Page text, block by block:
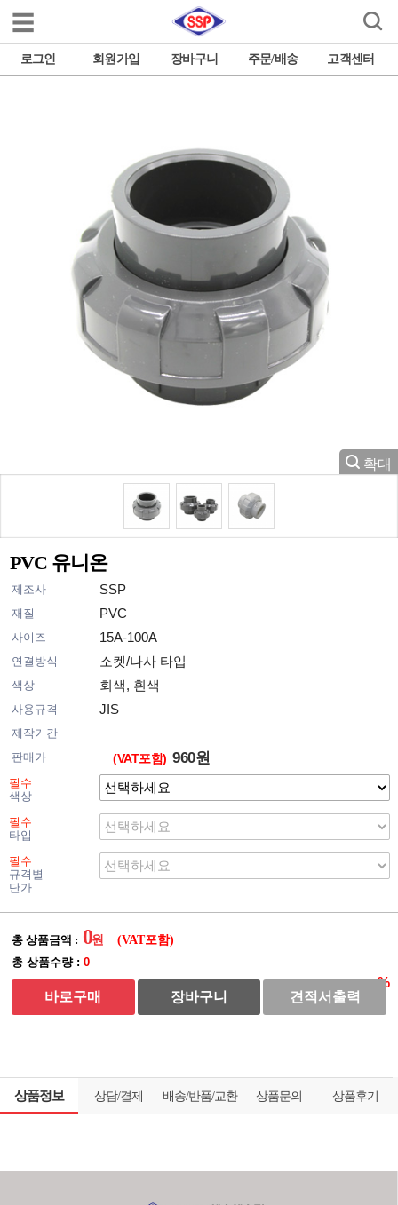
로그인 회원가입 장바구니 주문/배송 고객센터

PVC 유니온
제조사 SSP
재질 PVC
사이즈 15A-100A
연결방식 소켓/나사 타입
색상 회색, 흰색
사용규격 JIS
제작기간
판매가
960원
(VAT포함)
필수
색상
필수
타입
필수
규격별
단가
총 상품금액 : 0
(VAT포함)
총 상품수량 : 0
바로구매 장바구니 견적서출력
상품정보 상담/결제 배송/반품/교환 상품문의 상품후기